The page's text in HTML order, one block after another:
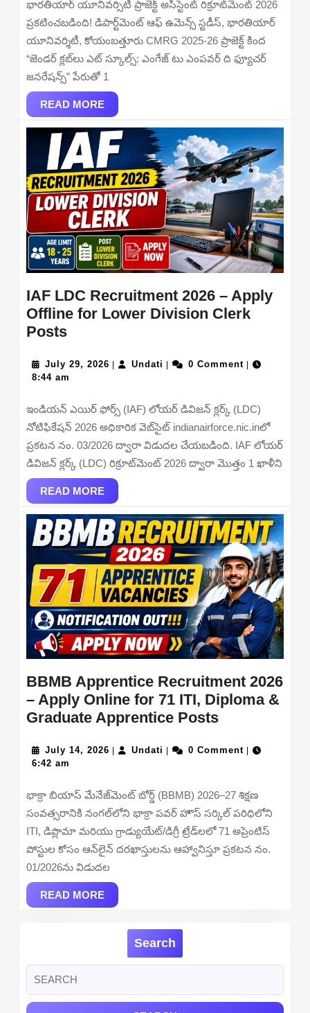
2026
–
Apply
Online
భారతియార్ యూనివర్సిటీ ప్రాజెక్ట్ అసిస్టెంట్ రిక్రూట్‌మెంట్ 2026
ప్రకటించబడింది! డిపార్ట్‌మెంట్ ఆఫ్ ఉమెన్స్ స్టడీస్, భారతియార్
యూనివర్శిటీ, కోయంబత్తూరు CMRG 2025-26 ప్రాజెక్ట్ కింద
“జెండర్ క్లబ్‌లు ఎట్ స్కూల్స్: ఎంగేజ్ టు ఎంపవర్ ది ఫ్యూచర్
జనరేషన్స్” పేరుతో 1
READ MOREREAD
MORE
IAF LDC Recruitment 2026 – Apply
Offline for Lower Division Clerk
PostsIAF
Recruitment
2026
–
Apply
Offline
for
Lower
Division
Clerk
Posts
July 29, 2026 July
| Undati Undati
| 0 Comment |
8:44 am
ఇండియన్ ఎయిర్ ఫోర్స్ (IAF) లోయర్ డివిజన్ క్లర్క్ (LDC)
నోటిఫికేషన్ 2026 అధికారిక వెబ్‌సైట్ indianairforce.nic.inలో
ప్రకటన నం. 03/2026 ద్వారా విడుదల చేయబడింది. IAF లోయర్
డివిజన్ క్లర్క్ (LDC) రిక్రూట్‌మెంట్ 2026 ద్వారా మొత్తం 1 ఖాళీని
READ MOREREAD
MORE
BBMB Apprentice Recruitment 2026
– Apply Online for 71 ITI, Diploma &
Graduate Apprentice PostsBBMB
Recruitment
–
Apply
Online
for
71
Posts
July 14, 2026 July
| Undati Undati
| 0 Comment |
6:42 am
భాక్రా బియాస్ మేనేజ్‌మెంట్ బోర్డ్ (BBMB) 2026–27 శిక్షణ
సంవత్సరానికి నంగల్‌లోని భాక్రా పవర్ హౌస్ సర్కిల్ పరిధిలోని
ITI, డిప్లొమా మరియు గ్రాడ్యుయేట్/డిగ్రీ ట్రేడ్‌లలో 71 అప్రెంటిస్
పోస్టుల కోసం ఆన్‌లైన్ దరఖాస్తులను ఆహ్వానిస్తూ ప్రకటన నం.
01/2026ను విడుదల
READ MOREREAD
MORE
Search
for: